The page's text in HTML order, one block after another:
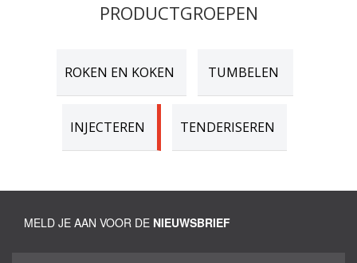
PRODUCTGROEPEN
ROKEN EN KOKEN TUMBELEN
INJECTEREN TENDERISEREN
MELD JE AAN VOOR DE NIEUWSBRIEF